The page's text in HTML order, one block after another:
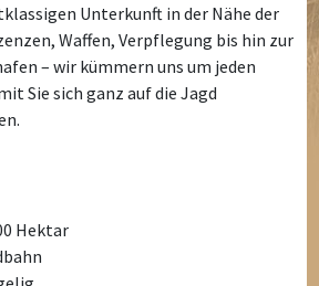
Unterkunft in der Nähe der
Waffen, Verpflegung bis hin zur
– wir kümmern uns um jeden
Sie sich ganz auf die Jagd
Hektar